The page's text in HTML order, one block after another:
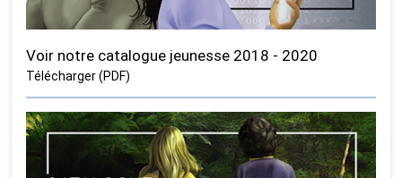
Voir notre catalogue jeunesse 2018 - 2020
Télécharger (PDF)